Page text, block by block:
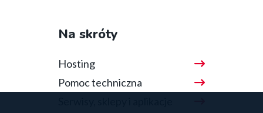
Na skróty
Hosting
Pomoc techniczna